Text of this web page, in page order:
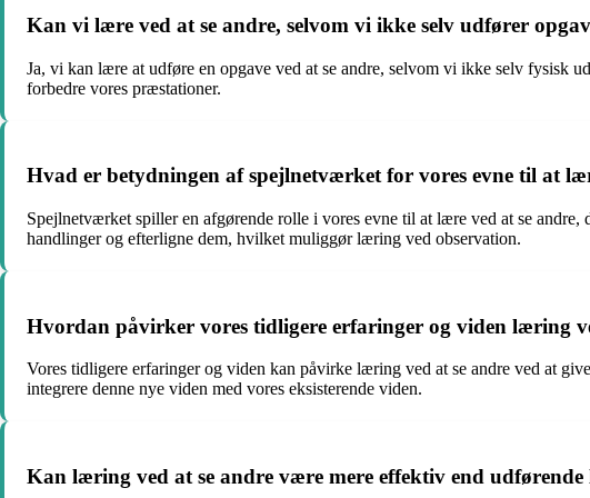
Kan vi lære ved at se andre, selvom vi ikke selv udfører
Ja, vi kan lære at udføre en opgave ved at se andre, selvom vi ikke selv fysisk
forbedre vores præstationer.
Hvad er betydningen af ​​spejlnetværket for vores evne til at
Spejlnetværket spiller en afgørende rolle i vores evne til at lære ved at se
handlinger og efterligne dem, hvilket muliggør læring ved observation.
Hvordan påvirker vores tidligere erfaringer og viden læring
Vores tidligere erfaringer og viden kan påvirke læring ved at se andre ved at
integrere denne nye viden med vores eksisterende viden.
Kan læring ved at se andre være mere effektiv end